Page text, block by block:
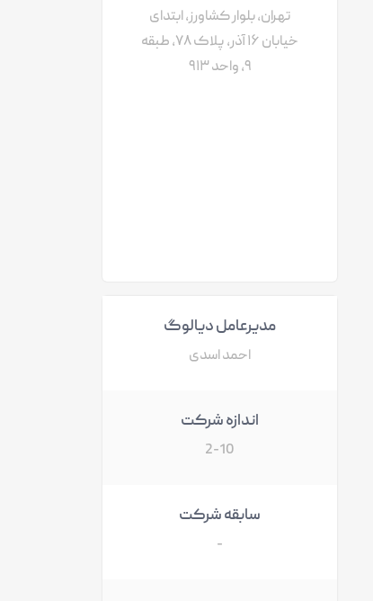
تهران، بلوار کشاورز، ابتدای
خیابان ۱۶ آذر، پلاک ۷۸، طبقه
۹، واحد ۹۱۳
مدیرعامل دیالوگ
احمد اسدی
اندازه شرکت
2-10
سابقه شرکت
-